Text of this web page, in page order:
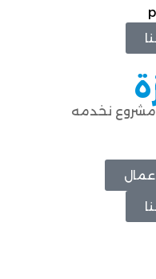
نخدمه